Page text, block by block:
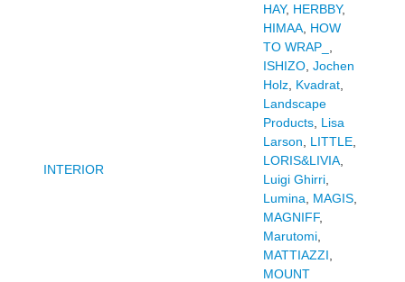
INTERIOR
HAY, HERBBY,
HIMAA, HOW
TO WRAP_
ISHIZO, Jochen
Holz, Kvadrat,
Landscape
Products, Lisa
Larson
LITTLE,
LORIS&LIVIA,
Luigi Ghirri,
Lumina
MAGIS,
MAGNIFF,
Marutomi,
MATTIAZZI
MOUNT